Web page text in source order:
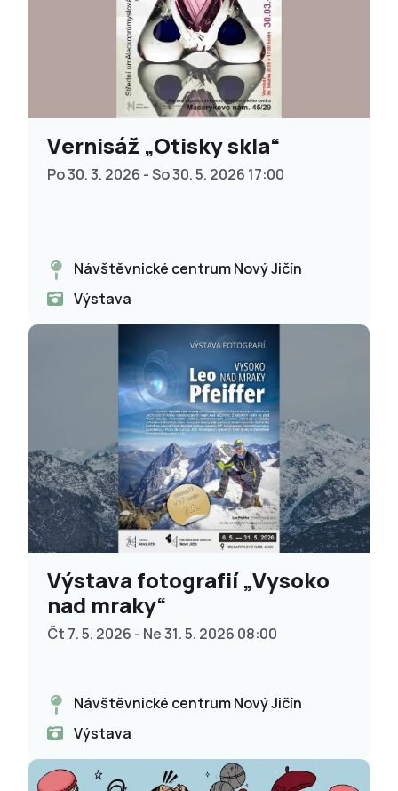
Vernisáž „Otisky skla“
Po 30. 3. 2026 - So 30. 5. 2026 17:00
Návštěvnické centrum Nový Jičín
Výstava
Výstava fotografií „Vysoko
nad mraky“
Čt 7. 5. 2026 - Ne 31. 5. 2026 08:00
Návštěvnické centrum Nový Jičín
Výstava